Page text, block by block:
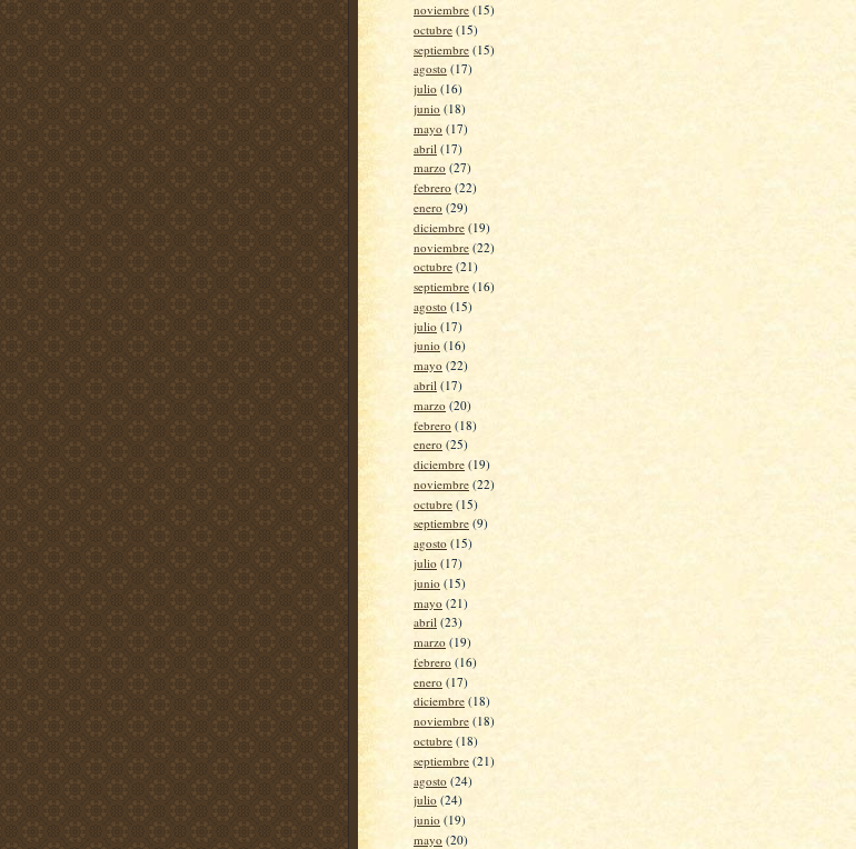
noviembre (15)
octubre (15)
septiembre (15)
agosto (17)
julio (16)
junio (18)
mayo (17)
abril (17)
marzo (27)
febrero (22)
enero (29)
diciembre (19)
noviembre (22)
octubre (21)
septiembre (16)
agosto (15)
julio (17)
junio (16)
mayo (22)
abril (17)
marzo (20)
febrero (18)
enero (25)
diciembre (19)
noviembre (22)
octubre (15)
septiembre (9)
agosto (15)
julio (17)
junio (15)
mayo (21)
abril (23)
marzo (19)
febrero (16)
enero (17)
diciembre (18)
noviembre (18)
octubre (18)
septiembre (21)
agosto (24)
julio (24)
junio (19)
mayo (20)